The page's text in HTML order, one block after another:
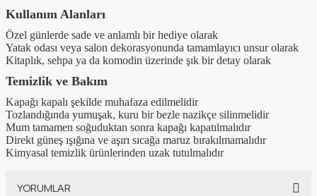
Kullanım Alanları
Özel günlerde sade ve anlamlı bir hediye olarak
Yatak odası veya salon dekorasyonunda tamamlayıcı unsur olarak
Kitaplık, sehpa ya da komodin üzerinde şık bir detay olarak
Temizlik ve Bakım
Kapağı kapalı şekilde muhafaza edilmelidir
Tozlandığında yumuşak, kuru bir bezle nazikçe silinmelidir
Mum tamamen soğuduktan sonra kapağı kapatılmalıdır
Direkt güneş ışığına ve aşırı sıcağa maruz bırakılmamalıdır
Kimyasal temizlik ürünlerinden uzak tutulmalıdır
YORUMLAR